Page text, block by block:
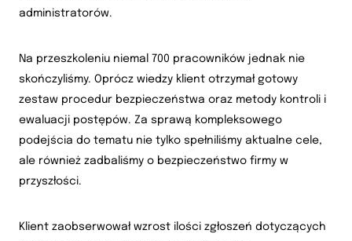
administratorów.
Na przeszkoleniu niemal 700 pracowników jednak nie
skończyliśmy. Oprócz wiedzy klient otrzymał gotowy
zestaw procedur bezpieczeństwa oraz metody kontroli i
ewaluacji postępów. Za sprawą kompleksowego
podejścia do tematu nie tylko spełniliśmy aktualne cele,
ale również zadbaliśmy o bezpieczeństwo firmy w
przyszłości.
Klient zaobserwował wzrost ilości zgłoszeń dotyczących